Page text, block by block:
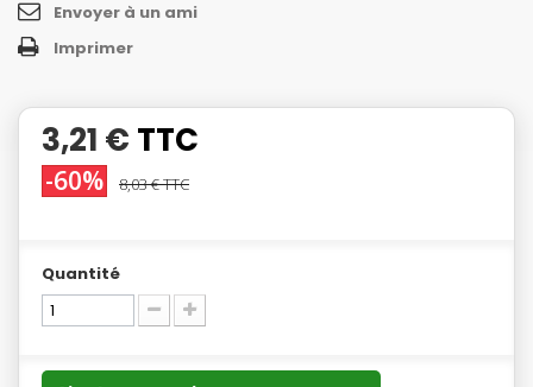
Envoyer à un ami
Imprimer
3,21 € TTC
-60% 8,03 €TTC
Quantité